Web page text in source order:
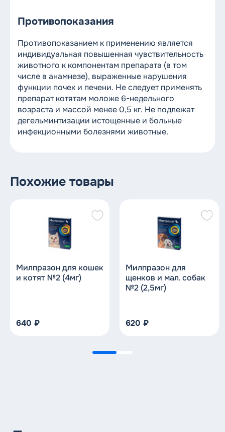
Противопоказания
Противопоказанием к применению является
индивидуальная повышенная чувствительность
животного к компонентам препарата (в том
числе в анамнезе), выраженные нарушения
функции почек и печени. Не следует применять
препарат котятам моложе 6-недельного
возраста и массой менее 0,5 кг. Не подлежат
дегельминтизации истощенные и больные
инфекционными болезнями животные.
Похожие товары
Милпразон для кошек
и котят №2 (4мг)
640 ₽
Милпразон для
щенков и мал. собак
№2 (2,5мг)
620 ₽